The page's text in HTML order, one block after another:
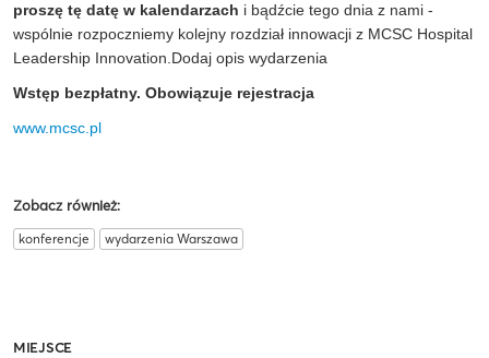
proszę tę datę w kalendarzach i bądźcie tego dnia z nami -
wspólnie rozpoczniemy kolejny rozdział innowacji z MCSC Hospital
Leadership Innovation.Dodaj opis wydarzenia
Wstęp bezpłatny. Obowiązuje rejestracja
www.mcsc.pl
Zobacz również:
konferencje wydarzenia Warszawa
MIEJSCE